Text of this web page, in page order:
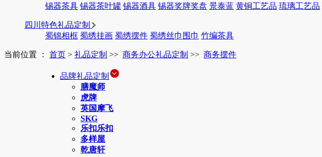
锡器茶具 锡器茶叶罐 锡器酒具 锡器奖牌奖盘 景泰蓝 黄铜工艺品 琉璃工艺品
四川特色礼品定制
蜀锦相框 蜀绣挂画 蜀绣摆件 蜀绣丝巾围巾 竹编茶具
当前位置 ： 首页 > 礼品定制 >> 商务办公礼品定制 >> 商务摆件
品牌礼品定制
膳魔师
虎牌
英国摩飞
SKG
乐扣乐扣
多样屋
乾唐轩